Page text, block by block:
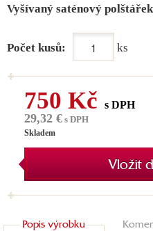
Vyšívaný saténový
Počet kusů: ks
750 Kč s DPH
29,32 € s DPH
Skladem
Vložit
Popis výrobku